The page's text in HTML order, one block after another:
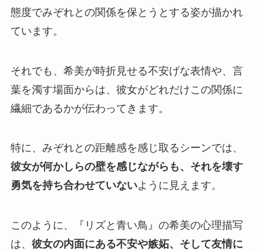
態度でみぞれとの関係を保とうとする姿が描かれ
ています。
それでも、希美が時折見せる不安げな表情や、言
葉を濁す場面からは、彼女がどれだけこの関係に
繊細であるかが伝わってきます。
特に、みぞれとの距離感を感じ取るシーンでは、
彼女が何かしらの壁を感じながらも、それを壊す
勇気を持ち合わせていないように見えます。
このように、『リズと青い鳥』の希美の心理描写
は、 彼女の内面にある不安や嫉妬、そして友情に